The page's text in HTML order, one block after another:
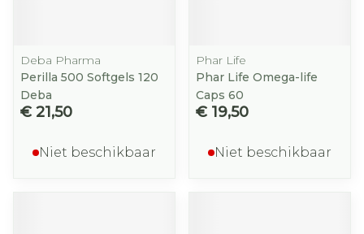
Deba Pharma
Perilla 500 Softgels 120
Deba
€ 21,50
Niet beschikbaar
Phar Life
Phar Life Omega-life
Caps 60
€ 19,50
Niet beschikbaar